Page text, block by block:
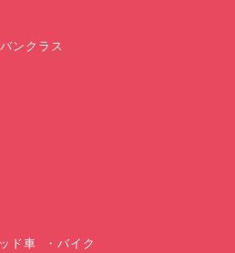
バンクラス
ド車
バイク